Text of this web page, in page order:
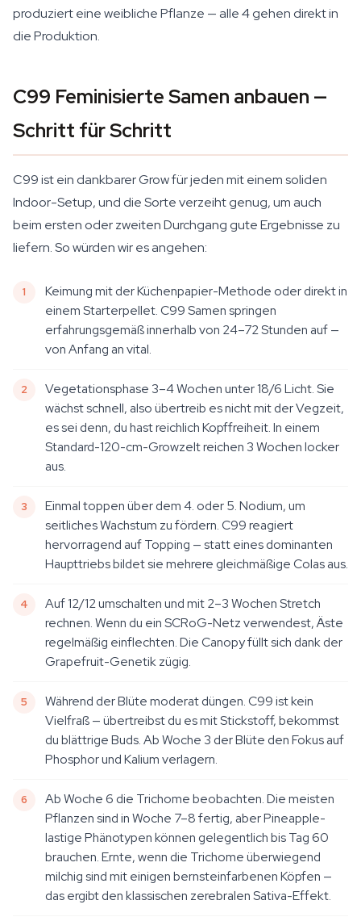
produziert eine weibliche Pflanze — alle 4 gehen direkt in
die Produktion.
C99 Feminisierte Samen anbauen —
Schritt für Schritt
C99 ist ein dankbarer Grow für jeden mit einem soliden
Indoor-Setup, und die Sorte verzeiht genug, um auch
beim ersten oder zweiten Durchgang gute Ergebnisse zu
liefern. So würden wir es angehen:
Keimung mit der Küchenpapier-Methode oder direkt in
einem Starterpellet. C99 Samen springen
erfahrungsgemäß innerhalb von 24–72 Stunden auf —
von Anfang an vital.
Vegetationsphase 3–4 Wochen unter 18/6 Licht. Sie
wächst schnell, also übertreib es nicht mit der Vegzeit,
es sei denn, du hast reichlich Kopffreiheit. In einem
Standard-120-cm-Growzelt reichen 3 Wochen locker
aus.
Einmal toppen über dem 4. oder 5. Nodium, um
seitliches Wachstum zu fördern. C99 reagiert
hervorragend auf Topping — statt eines dominanten
Haupttriebs bildet sie mehrere gleichmäßige Colas aus.
Auf 12/12 umschalten und mit 2–3 Wochen Stretch
rechnen. Wenn du ein SCRoG-Netz verwendest, Äste
regelmäßig einflechten. Die Canopy füllt sich dank der
Grapefruit-Genetik zügig.
Während der Blüte moderat düngen. C99 ist kein
Vielfraß — übertreibst du es mit Stickstoff, bekommst
du blättrige Buds. Ab Woche 3 der Blüte den Fokus auf
Phosphor und Kalium verlagern.
Ab Woche 6 die Trichome beobachten. Die meisten
Pflanzen sind in Woche 7–8 fertig, aber Pineapple-
lastige Phänotypen können gelegentlich bis Tag 60
brauchen. Ernte, wenn die Trichome überwiegend
milchig sind mit einigen bernsteinfarbenen Köpfen —
das ergibt den klassischen zerebralen Sativa-Effekt.